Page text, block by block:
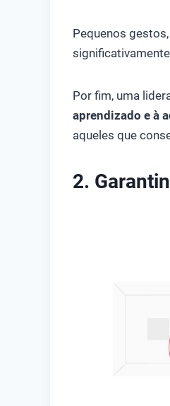
Pequenos
Por fim, uma
aprendizado e à
aqueles que
2.